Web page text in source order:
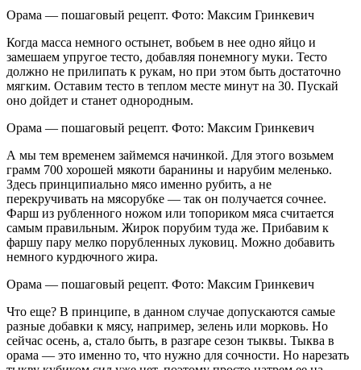
Орама — пошаговый рецепт. Фото: Максим Гринкевич
Когда масса немного остынет, вобьем в нее одно яйцо и
замешаем упругое тесто, добавляя понемногу муки. Тесто
должно не прилипать к рукам, но при этом быть достаточно
мягким. Оставим тесто в теплом месте минут на 30. Пускай
оно дойдет и станет однородным.
Орама — пошаговый рецепт. Фото: Максим Гринкевич
А мы тем временем займемся начинкой. Для этого возьмем
грамм 700 хорошей мякоти баранины и нарубим меленько.
Здесь принципиально мясо именно рубить, а не
перекручивать на мясорубке — так он получается сочнее.
Фарш из рубленного ножом или топориком мяса считается
самым правильным. Жирок порубим туда же. Прибавим к
фаршу пару мелко порубленных луковиц. Можно добавить
немного курдючного жира.
Орама — пошаговый рецепт. Фото: Максим Гринкевич
Что еще? В принципе, в данном случае допускаются самые
разные добавки к мясу, например, зелень или морковь. Но
сейчас осень, а, стало быть, в разгаре сезон тыквы. Тыква в
орама — это именно то, что нужно для сочности. Но нарезать